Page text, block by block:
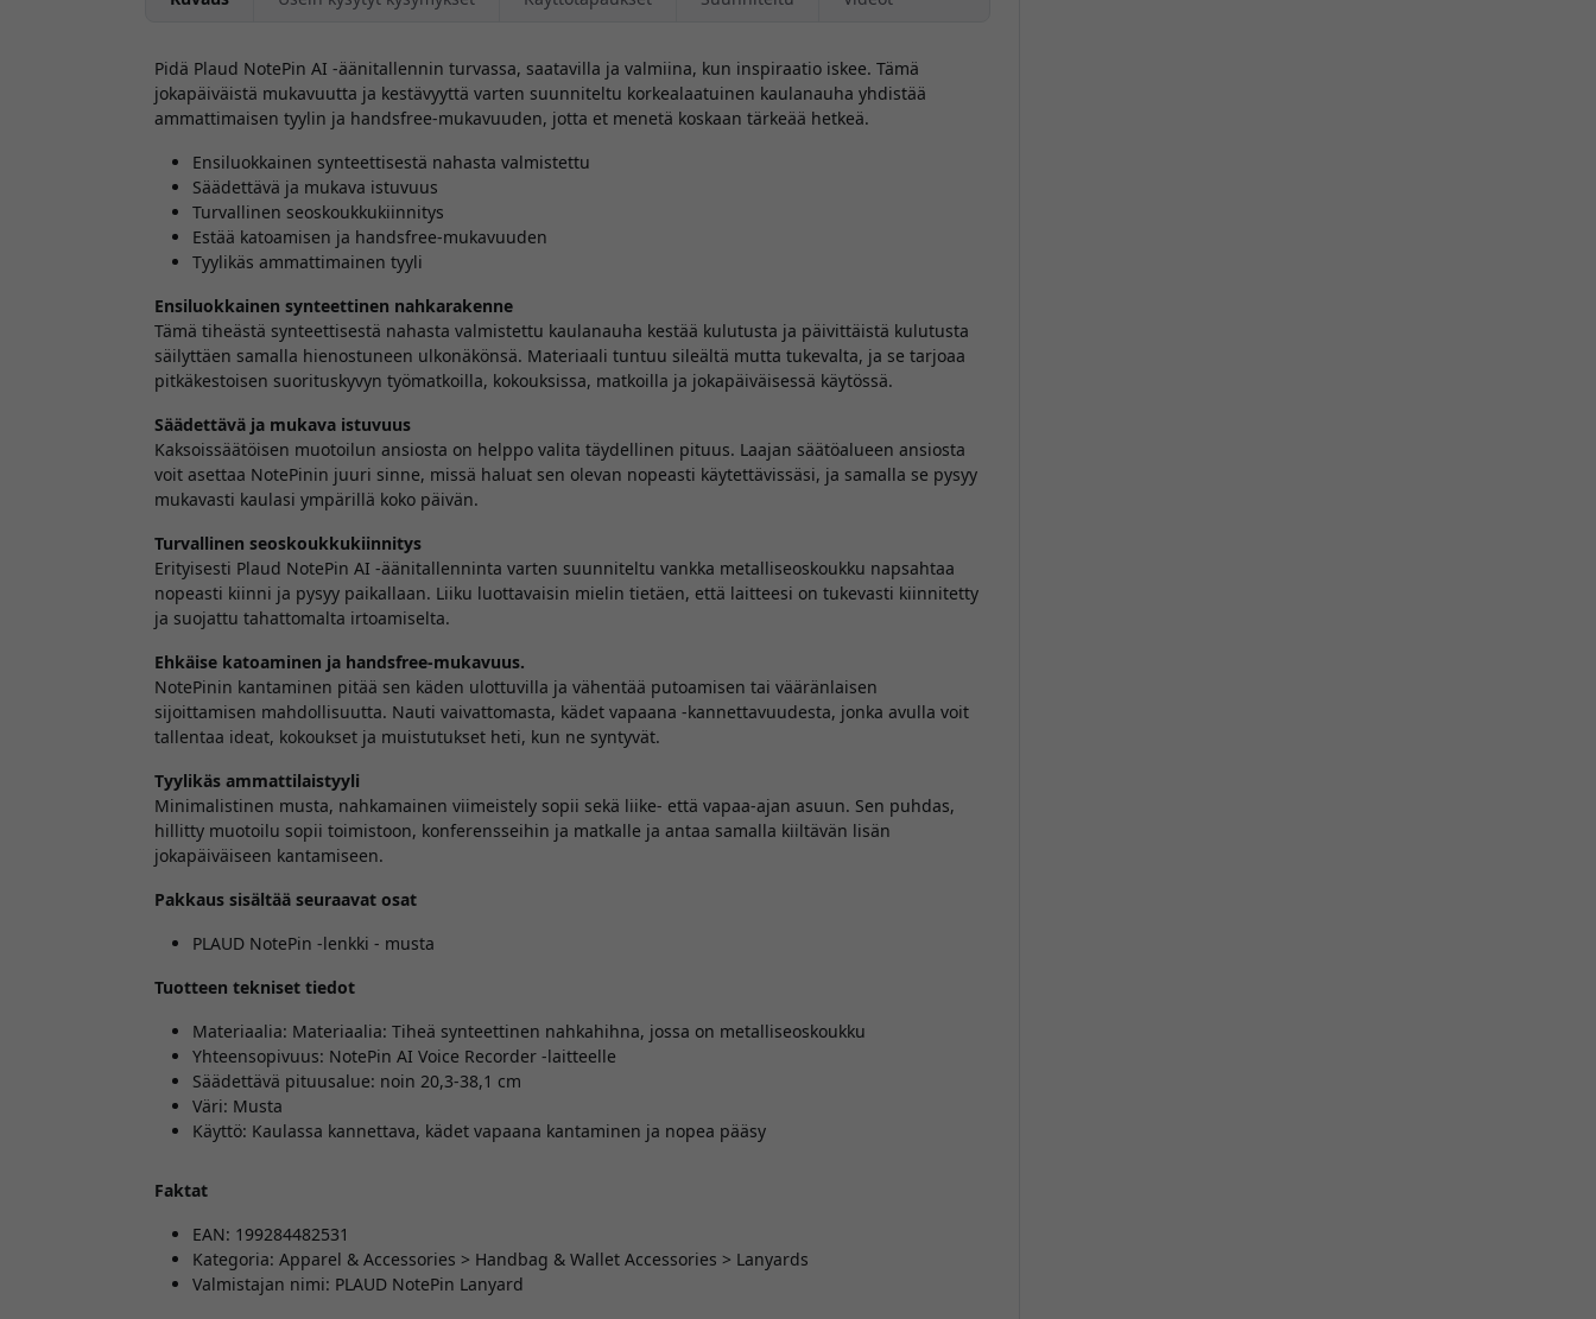
Pidä Plaud NotePin AI -äänitallennin turvassa, saatavilla ja valmiina, kun inspiraatio iskee. Tämä
jokapäiväistä mukavuutta ja kestävyyttä varten suunniteltu korkealaatuinen kaulanauha yhdistää
ammattimaisen tyylin ja handsfree-mukavuuden, jotta et menetä koskaan tärkeää hetkeä.
Ensiluokkainen synteettisestä nahasta valmistettu
Säädettävä ja mukava istuvuus
Turvallinen seoskoukkukiinnitys
Estää katoamisen ja handsfree-mukavuuden
Tyylikäs ammattimainen tyyli
Ensiluokkainen synteettinen nahkarakenne
Tämä tiheästä synteettisestä nahasta valmistettu kaulanauha kestää kulutusta ja päivittäistä kulutusta
säilyttäen samalla hienostuneen ulkonäkönsä. Materiaali tuntuu sileältä mutta tukevalta, ja se tarjoaa
pitkäkestoisen suorituskyvyn työmatkoilla, kokouksissa, matkoilla ja jokapäiväisessä käytössä.
Säädettävä ja mukava istuvuus
Kaksoissäätöisen muotoilun ansiosta on helppo valita täydellinen pituus. Laajan säätöalueen ansiosta
voit asettaa NotePinin juuri sinne, missä haluat sen olevan nopeasti käytettävissäsi, ja samalla se pysyy
mukavasti kaulasi ympärillä koko päivän.
Turvallinen seoskoukkukiinnitys
Erityisesti Plaud NotePin AI -äänitallenninta varten suunniteltu vankka metalliseoskoukku napsahtaa
nopeasti kiinni ja pysyy paikallaan. Liiku luottavaisin mielin tietäen, että laitteesi on tukevasti kiinnitetty
ja suojattu tahattomalta irtoamiselta.
Ehkäise katoaminen ja handsfree-mukavuus.
NotePinin kantaminen pitää sen käden ulottuvilla ja vähentää putoamisen tai vääränlaisen
sijoittamisen mahdollisuutta. Nauti vaivattomasta, kädet vapaana -kannettavuudesta, jonka avulla voit
tallentaa ideat, kokoukset ja muistutukset heti, kun ne syntyvät.
Tyylikäs ammattilaistyyli
Minimalistinen musta, nahkamainen viimeistely sopii sekä liike- että vapaa-ajan asuun. Sen puhdas,
hillitty muotoilu sopii toimistoon, konferensseihin ja matkalle ja antaa samalla kiiltävän lisän
jokapäiväiseen kantamiseen.
Pakkaus sisältää seuraavat osat
PLAUD NotePin -lenkki - musta
Tuotteen tekniset tiedot
Materiaalia: Materiaalia: Tiheä synteettinen nahkahihna, jossa on metalliseoskoukku
Yhteensopivuus: NotePin AI Voice Recorder -laitteelle
Säädettävä pituusalue: noin 20,3-38,1 cm
Väri: Musta
Käyttö: Kaulassa kannettava, kädet vapaana kantaminen ja nopea pääsy
Faktat
EAN: 199284482531
Kategoria: Apparel & Accessories > Handbag & Wallet Accessories > Lanyards
Valmistajan nimi: PLAUD NotePin Lanyard